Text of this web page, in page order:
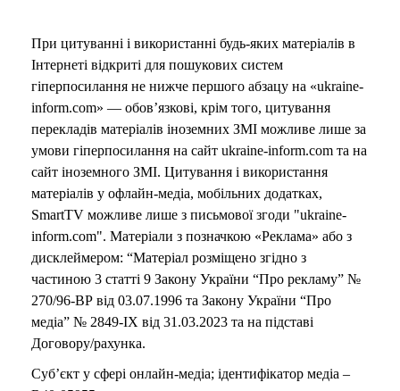
При цитуванні і використанні будь-яких матеріалів в
Інтернеті відкриті для пошукових систем
гіперпосилання не нижче першого абзацу на «ukraine-
inform.com» — обов’язкові, крім того, цитування
перекладів матеріалів іноземних ЗМІ можливе лише за
умови гіперпосилання на сайт ukraine-inform.com та на
сайт іноземного ЗМІ. Цитування і використання
матеріалів у офлайн-медіа, мобільних додатках,
SmartTV можливе лише з письмової згоди "ukraine-
inform.com". Матеріали з позначкою «Реклама» або з
дисклеймером: “Матеріал розміщено згідно з
частиною 3 статті 9 Закону України “Про рекламу” №
270/96-ВР від 03.07.1996 та Закону України “Про
медіа” № 2849-IX від 31.03.2023 та на підставі
Договору/рахунка.
Суб’єкт у сфері онлайн-медіа; ідентифікатор медіа –